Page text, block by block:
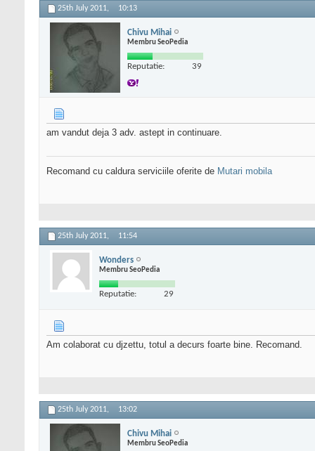
25th July 2011, 10:13
Chivu Mihai
Membru SeoPedia
Reputatie: 39
am vandut deja 3 adv. astept in continuare.
Recomand cu caldura serviciile oferite de Mutari mobila
25th July 2011, 11:54
Wonders
Membru SeoPedia
Reputatie: 29
Am colaborat cu djzettu, totul a decurs foarte bine. Recomand.
25th July 2011, 13:02
Chivu Mihai
Membru SeoPedia